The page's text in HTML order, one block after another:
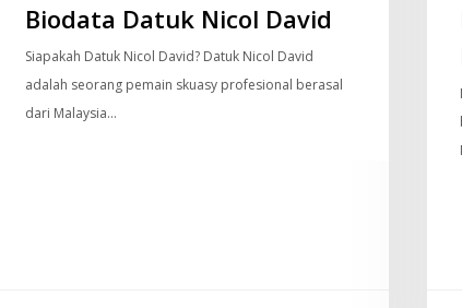
Biodata Datuk Nicol David
Siapakah Datuk Nicol David? Datuk Nicol David
adalah seorang pemain skuasy profesional berasal
dari Malaysia…